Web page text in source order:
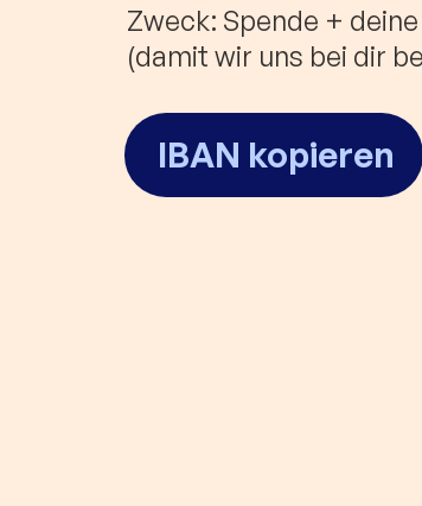
IBAN kopieren
Zweck: Spende +
(damit wir uns bei dir